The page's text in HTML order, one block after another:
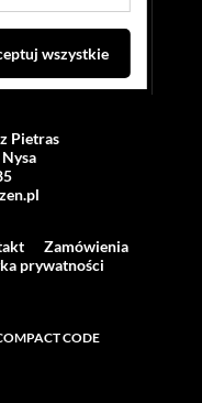
dydaktycznych
Pietras
Zamówienia
prywatności
CODE
wszystkie